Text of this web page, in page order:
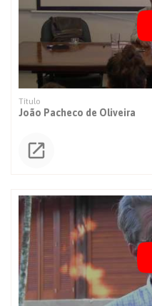
João Pacheco de Oliveira